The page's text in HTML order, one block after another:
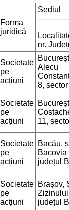
Forma
juridică
Sediul
nr.
Societate
pe
acțiuni
Alecu
8, sector
Societate
pe
acțiuni
11,
Societate
pe
acțiuni
Bacău,
Bacovia
județul
Societate
pe
acțiuni
Brașov,
Zizinului
județul